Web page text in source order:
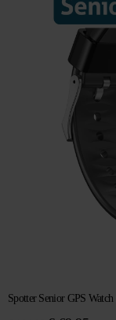
Spotter Senior GPS